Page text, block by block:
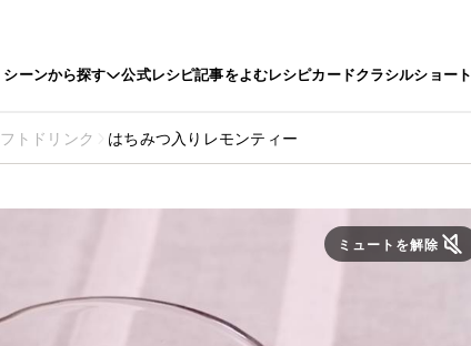
シーンから探す 公式レシピ記事をよむレシピカードクラシルショート
トドリンク はちみつ入りレモンティー
ミュートを解除